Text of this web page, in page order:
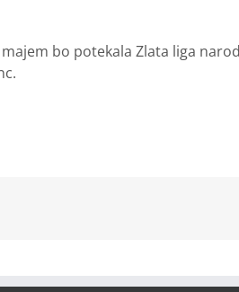
bo potekala Zlata liga